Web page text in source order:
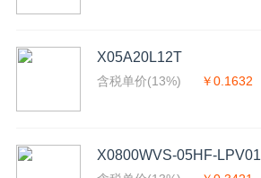
X05A20L12T
含税单价(13%) ￥0.1632
X0800WVS-05HF-LPV01